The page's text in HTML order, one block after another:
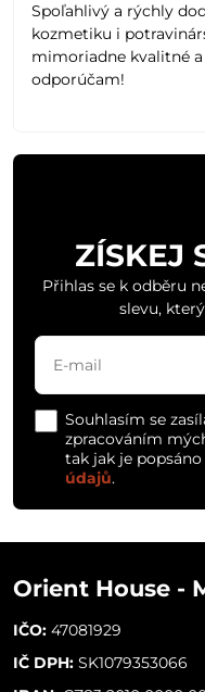
Spoľahlivý a rýchly
kozmetiku i
mimoriadne kvalitné
odporúčam!
ZÍSKEJ
Přihlas se k odběru
slevu,
Souhlasím se
zpracováním
tak jak je popsáno
údajů.
Orient House -
IČO: 47081929
IČ DPH: SK1079353066